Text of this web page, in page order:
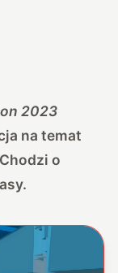
2023
na temat
o